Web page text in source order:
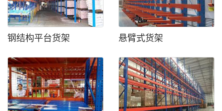
钢结构平台货架 悬臂式货架